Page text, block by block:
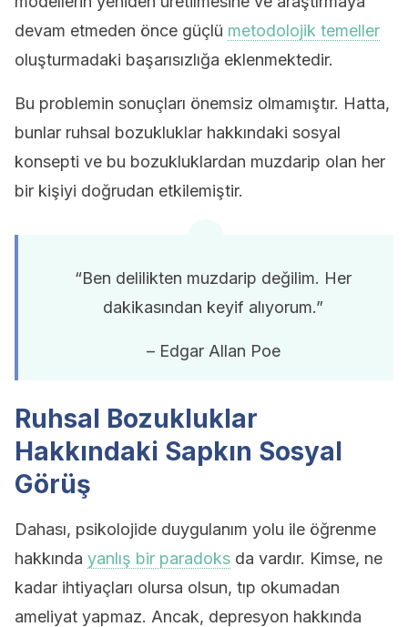
devam etmeden önce güçlü metodolojik temeller
oluşturmadaki başarısızlığa eklenmektedir.
Bu problemin sonuçları önemsiz olmamıştır. Hatta,
bunlar ruhsal bozukluklar hakkındaki sosyal
konsepti ve bu bozukluklardan muzdarip olan her
bir kişiyi doğrudan etkilemiştir.
“Ben delilikten muzdarip değilim. Her
dakikasından keyif alıyorum.”
– Edgar Allan Poe
Ruhsal Bozukluklar
Hakkındaki Sapkın Sosyal
Görüş
Dahası, psikolojide duygulanım yolu ile öğrenme
hakkında yanlış bir paradoks da vardır. Kimse, ne
kadar ihtiyaçları olursa olsun, tıp okumadan
ameliyat yapmaz. Ancak, depresyon hakkında